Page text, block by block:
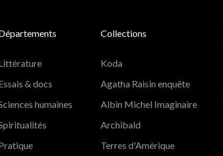
& docs
humaines
Collections
Koda
Agatha Raisin enquête
Albin Michel Imaginaire
Archibald
Terres d'Amérique